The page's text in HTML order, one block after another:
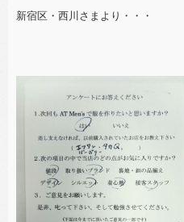
新宿区・西川さまより・・・